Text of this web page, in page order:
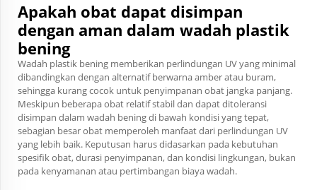
Apakah obat dapat disimpan
dengan aman dalam wadah plastik
bening
Wadah plastik bening memberikan perlindungan UV yang minimal
dibandingkan dengan alternatif berwarna amber atau buram,
sehingga kurang cocok untuk penyimpanan obat jangka panjang.
Meskipun beberapa obat relatif stabil dan dapat ditoleransi
disimpan dalam wadah bening di bawah kondisi yang tepat,
sebagian besar obat memperoleh manfaat dari perlindungan UV
yang lebih baik. Keputusan harus didasarkan pada kebutuhan
spesifik obat, durasi penyimpanan, dan kondisi lingkungan, bukan
pada kenyamanan atau pertimbangan biaya wadah.